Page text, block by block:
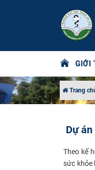
GIỚI
Trang
Dự
Theo kế
sức khỏe